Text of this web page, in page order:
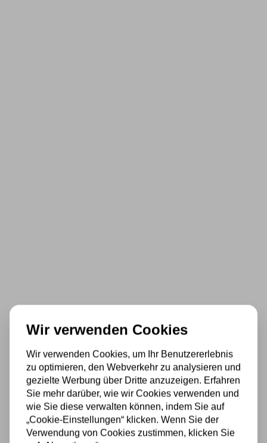
Wir verwenden Cookies
Wir verwenden Cookies, um Ihr Benutzererlebnis
zu optimieren, den Webverkehr zu analysieren und
gezielte Werbung über Dritte anzuzeigen. Erfahren
Sie mehr darüber, wie wir Cookies verwenden und
wie Sie diese verwalten können, indem Sie auf
„Cookie-Einstellungen“ klicken. Wenn Sie der
Verwendung von Cookies zustimmen, klicken Sie